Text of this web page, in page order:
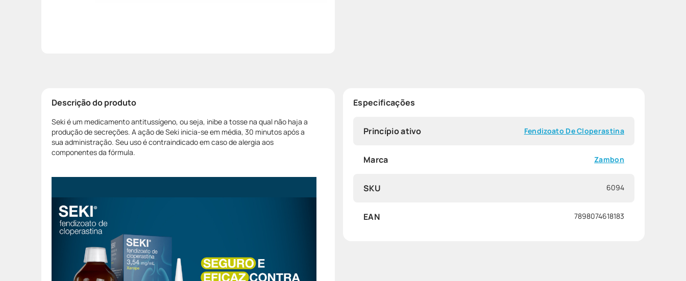
Descrição do produto
Seki é um medicamento antitussígeno, ou seja, inibe a tosse na qual não haja a
produção de secreções. A ação de Seki inicia-se em média, 30 minutos após a
sua administração. Seu uso é contraindicado em caso de alergia aos
componentes da fórmula.
Especificações
Princípio ativo Fendizoato De Cloperastina
Marca Zambon
SKU 6094
EAN 7898074618183